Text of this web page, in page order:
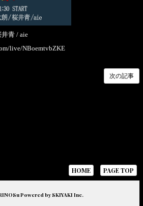
青 / aie
live/NBoemtvbZKE
次の記事
HOME PAGE TOP
Powered by SKIYAKI Inc.